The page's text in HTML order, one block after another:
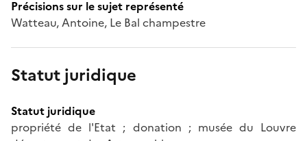
Précisions sur le sujet représenté
Watteau, Antoine, Le Bal champestre
Statut juridique
Statut juridique
propriété de l'Etat ; donation ; musée du Louvre